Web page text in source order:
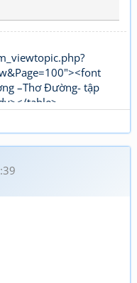
–Thơ Đường- tập
table>
color="red"><b>Thơ
font></a></td></tr>